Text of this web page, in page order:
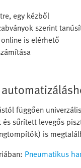
egy kézből
szerint
is elérhető
függően
sűrített levegős
is
Pneumatikus